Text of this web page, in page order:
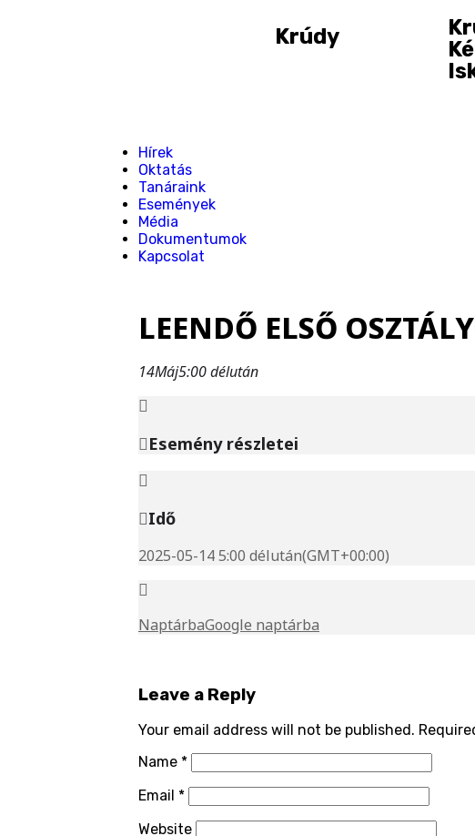
Krúdy
Hírek
Oktatás
Tanáraink
Események
Média
Dokumentumok
Kapcsolat
LEENDŐ ELSŐ
14Máj5:00 délután
Esemény részletei
Idő
2025-05-14 5:00 délután(GMT+00:00)
NaptárbaGoogle naptárba
Leave a Reply
Your email address will not be published.
Name *
Email *
Website